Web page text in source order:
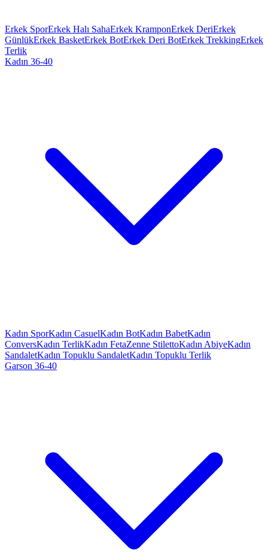
Erkek SporErkek Halı SahaErkek KramponErkek DeriErkek
GünlükErkek BasketErkek BotErkek Deri BotErkek TrekkingErkek
Terlik
Kadın 36-40
Kadın SporKadın CasuelKadın BotKadın BabetKadın
ConversKadın TerlikKadın FetaZenne StilettoKadın AbiyeKadın
SandaletKadın Topuklu SandaletKadın Topuklu Terlik
Garson 36-40